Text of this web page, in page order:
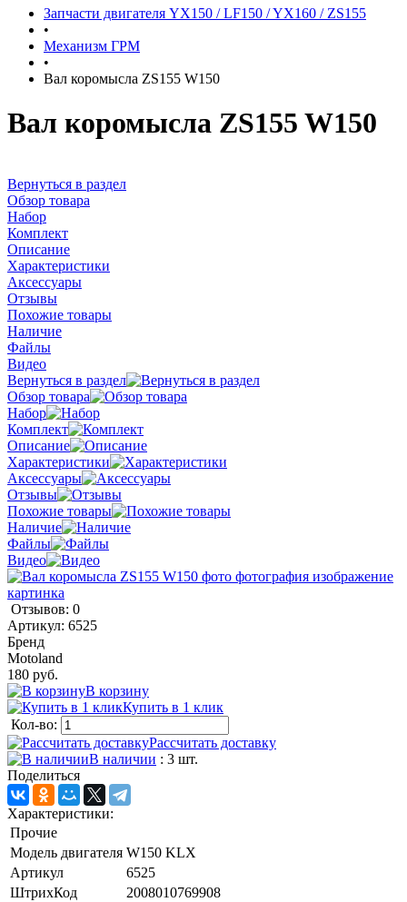
Запчасти двигателя YX150 / LF150 / YX160 / ZS155
•
Механизм ГРМ
•
Вал коромысла ZS155 W150
Вал коромысла ZS155 W150
Вернуться в раздел
Обзор товара
Набор
Комплект
Описание
Характеристики
Аксессуары
Отзывы
Похожие товары
Наличие
Файлы
Видео
Вернуться в раздел
Обзор товара
Набор
Комплект
Описание
Характеристики
Аксессуары
Отзывы
Похожие товары
Наличие
Файлы
Видео
Отзывов: 0
Артикул: 6525
Бренд
Motoland
180 руб.
В корзину
Купить в 1 клик
Кол-во:
Рассчитать доставку
В наличии : 3 шт.
Поделиться
Характеристики:
Прочие
Модель двигателя W150 KLX
Артикул
6525
ШтрихКод
2008010769908